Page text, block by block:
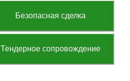
Безопасная сделка
Тендерное сопровождение